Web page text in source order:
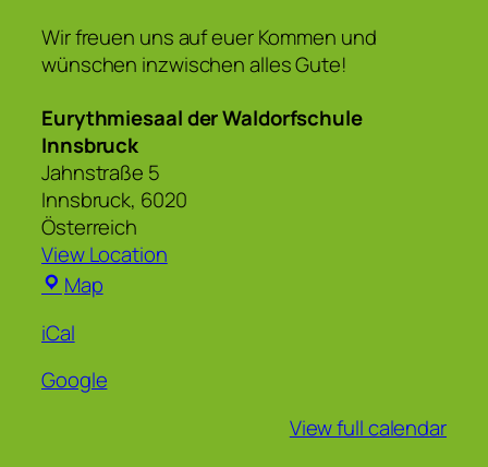
Wir freuen uns auf euer Kommen und
wünschen inzwischen alles Gute!
Eurythmiesaal der Waldorfschule
Innsbruck
Jahnstraße 5
Innsbruck, 6020
Österreich
View Location
MapEurythmiesaal
iCal
Google
View full calendar